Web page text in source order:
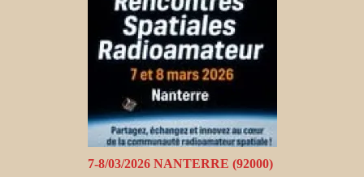
7-8/03/2026 NANTERRE (92000)